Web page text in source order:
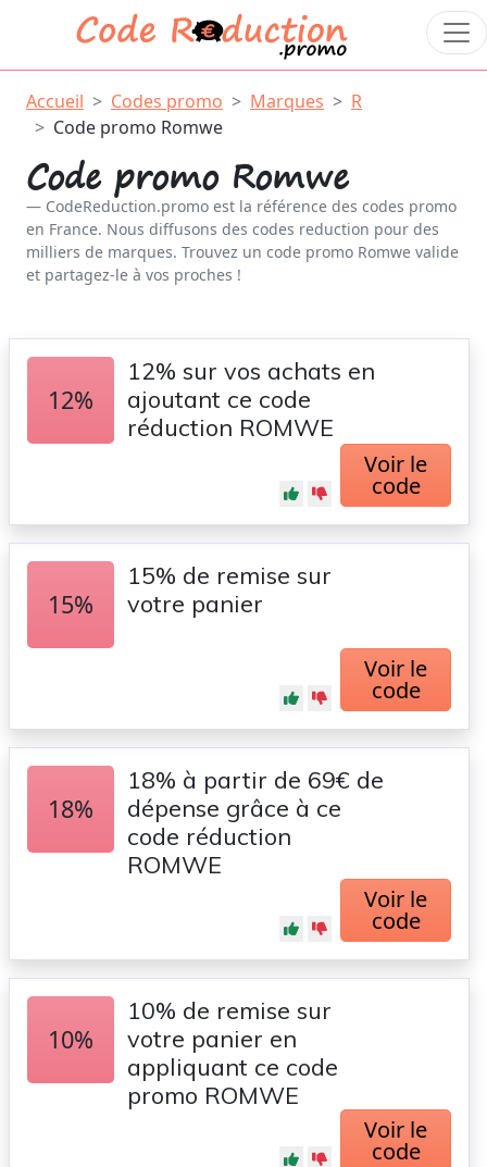
Accueil Codes promo Marques
R
Code promo Romwe
Code promo Romwe
CodeReduction.promo est la référence des codes promo
en France. Nous diffusons des codes reduction pour des
milliers de marques. Trouvez un code promo Romwe valide
et partagez-le à vos proches !
12%
12% sur vos achats en
ajoutant ce code
réduction ROMWE
Voir le
code
15%
15% de remise sur
votre panier
Voir le
code
18%
18% à partir de 69€ de
dépense grâce à ce
code réduction
ROMWE
Voir le
code
10%
10% de remise sur
votre panier en
appliquant ce code
promo ROMWE
Voir le
code